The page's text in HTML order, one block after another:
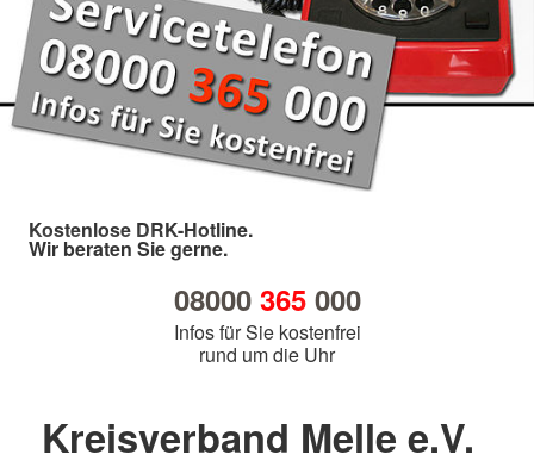
Kostenlose DRK-Hotline.
Wir beraten Sie gerne.
08000 365000
Infos für Sie kostenfrei
rund um die Uhr
Kreisverband Melle e.V.